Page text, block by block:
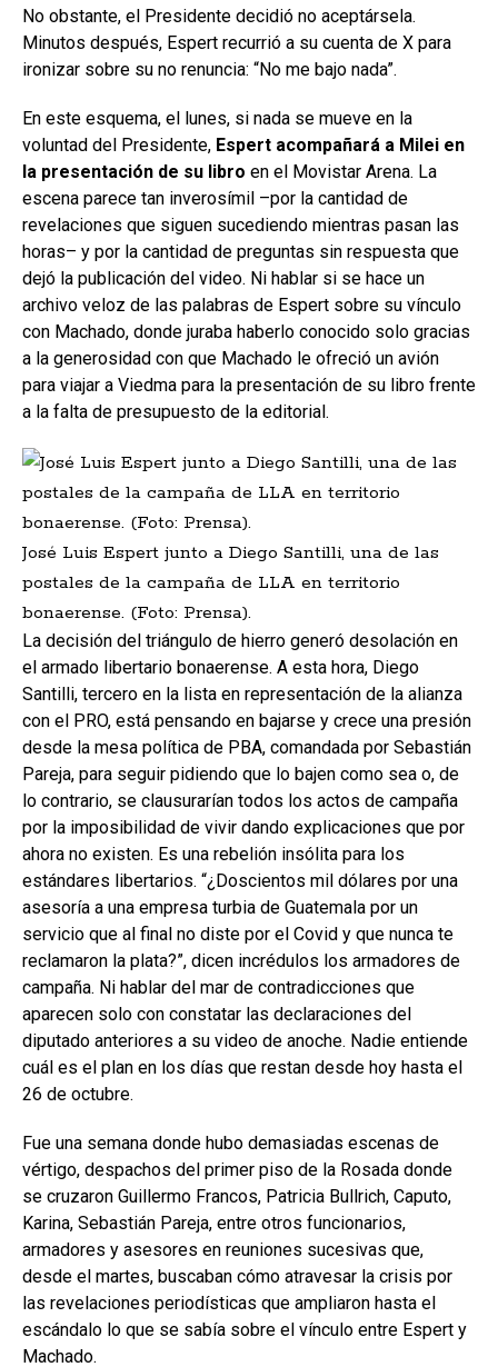
No obstante, el Presidente decidió no aceptársela.
Minutos después, Espert recurrió a su cuenta de X para
ironizar sobre su no renuncia: “No me bajo nada”.
En este esquema, el lunes, si nada se mueve en la
voluntad del Presidente, Espert acompañará a Milei en
la presentación de su libro en el Movistar Arena. La
escena parece tan inverosímil –por la cantidad de
revelaciones que siguen sucediendo mientras pasan las
horas– y por la cantidad de preguntas sin respuesta que
dejó la publicación del video. Ni hablar si se hace un
archivo veloz de las palabras de Espert sobre su vínculo
con Machado, donde juraba haberlo conocido solo gracias
a la generosidad con que Machado le ofreció un avión
para viajar a Viedma para la presentación de su libro frente
a la falta de presupuesto de la editorial.
José Luis Espert junto a Diego Santilli, una de las
postales de la campaña de LLA en territorio
bonaerense. (Foto: Prensa).
La decisión del triángulo de hierro generó desolación en
el armado libertario bonaerense. A esta hora, Diego
Santilli, tercero en la lista en representación de la alianza
con el PRO, está pensando en bajarse y crece una presión
desde la mesa política de PBA, comandada por Sebastián
Pareja, para seguir pidiendo que lo bajen como sea o, de
lo contrario, se clausurarían todos los actos de campaña
por la imposibilidad de vivir dando explicaciones que por
ahora no existen. Es una rebelión insólita para los
estándares libertarios. “¿Doscientos mil dólares por una
asesoría a una empresa turbia de Guatemala por un
servicio que al final no diste por el Covid y que nunca te
reclamaron la plata?”, dicen incrédulos los armadores de
campaña. Ni hablar del mar de contradicciones que
aparecen solo con constatar las declaraciones del
diputado anteriores a su video de anoche. Nadie entiende
cuál es el plan en los días que restan desde hoy hasta el
26 de octubre.
Fue una semana donde hubo demasiadas escenas de
vértigo, despachos del primer piso de la Rosada donde
se cruzaron Guillermo Francos, Patricia Bullrich, Caputo,
Karina, Sebastián Pareja, entre otros funcionarios,
armadores y asesores en reuniones sucesivas que,
desde el martes, buscaban cómo atravesar la crisis por
las revelaciones periodísticas que ampliaron hasta el
escándalo lo que se sabía sobre el vínculo entre Espert y
Machado.